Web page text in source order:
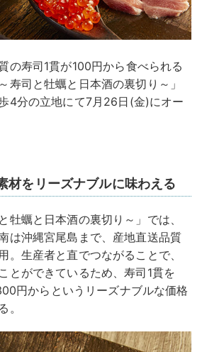
の寿司1貫が100円から食べられる
寿司と牡蠣と日本酒の裏切り～」
4分の立地にて7月26日(金)にオー
材をリーズナブルに味わえる
牡蠣と日本酒の裏切り～」では、
は沖縄宮尾島まで、産地直送品質
。生産者と直でつながることで、
とができているため、寿司1貫を
円からというリーズナブルな価格
。